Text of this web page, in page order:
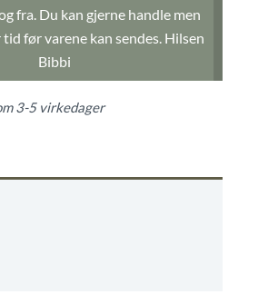
fra. Du kan gjerne handle men
før varene kan sendes. Hilsen
Bibbi
3-5 virkedager